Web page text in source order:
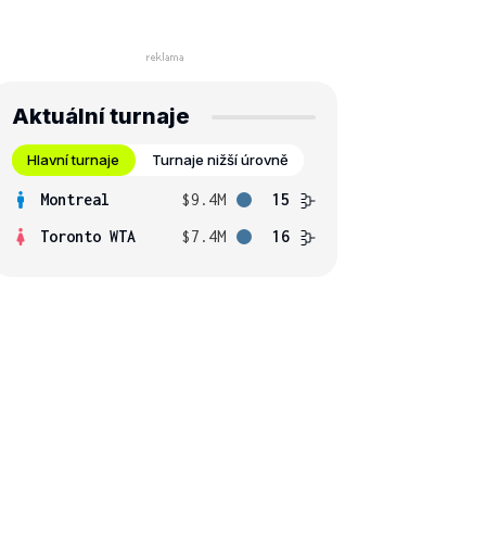
Aktuální turnaje
Hlavní turnaje Turnaje nižší úrovně
Montreal $9.4M
15
Toronto WTA
$7.4M 16